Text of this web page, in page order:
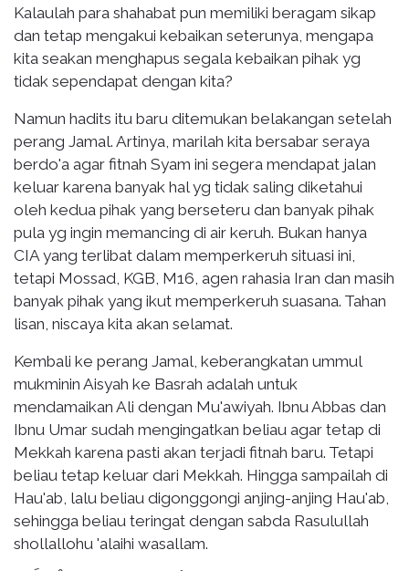
Kalaulah para shahabat pun memiliki beragam sikap
dan tetap mengakui kebaikan seterunya, mengapa
kita seakan menghapus segala kebaikan pihak yg
tidak sependapat dengan kita?
Namun hadits itu baru ditemukan belakangan setelah
perang Jamal. Artinya, marilah kita bersabar seraya
berdo'a agar fitnah Syam ini segera mendapat jalan
keluar karena banyak hal yg tidak saling diketahui
oleh kedua pihak yang berseteru dan banyak pihak
pula yg ingin memancing di air keruh. Bukan hanya
CIA yang terlibat dalam memperkeruh situasi ini,
tetapi Mossad, KGB, M16, agen rahasia Iran dan masih
banyak pihak yang ikut memperkeruh suasana. Tahan
lisan, niscaya kita akan selamat.
Kembali ke perang Jamal, keberangkatan ummul
mukminin Aisyah ke Basrah adalah untuk
mendamaikan Ali dengan Mu'awiyah. Ibnu Abbas dan
Ibnu Umar sudah mengingatkan beliau agar tetap di
Mekkah karena pasti akan terjadi fitnah baru. Tetapi
beliau tetap keluar dari Mekkah. Hingga sampailah di
Hau'ab, lalu beliau digonggongi anjing-anjing Hau'ab,
sehingga beliau teringat dengan sabda Rasulullah
shollallohu 'alaihi wasallam.